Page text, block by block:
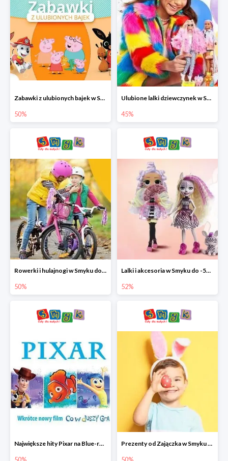
Zabawki z ulubionych bajek w Smyku do -50%
50%
Ulubione lalki dziewczynek w Smyku do -45%
45%
Rowerki i hulajnogi w Smyku do -50%
50%
Lalki i akcesoria w Smyku do -52%
52%
Największe hity Pixar na Blue-rey i DVD w Smyku - drugi film -50%
50%
Prezenty od Zajączka w Smyku do -50%
50%